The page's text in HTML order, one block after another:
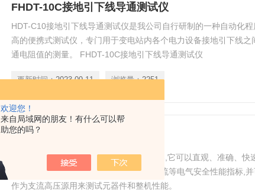
欢迎您！
来自局域网的朋友！有什么可以帮
助您的吗？
FHDT-10C接地引下线导通测试仪
HDT-C10接地引下线导通测试仪是我公司自行研制的一种自动化程
高的便携式测试仪，专门用于变电站内各个电力设备接地引下线之
通电阻值的测量。 FHDT-10C接地引下线导通测试仪
更新时间：2023-09-11 浏览量：2251
ZHZ8耐压测试仪是测量耐电压强度的仪器,它可以直观、准确、快
靠地测试各种被测对象的击穿电压、漏电流等电气安全性能指标,并
作为支流高压源用来测试元器件和整机性能。